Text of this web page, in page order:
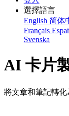
選擇語言
English 简体
Français
Svenska
AI 卡片
將文章和筆記轉化